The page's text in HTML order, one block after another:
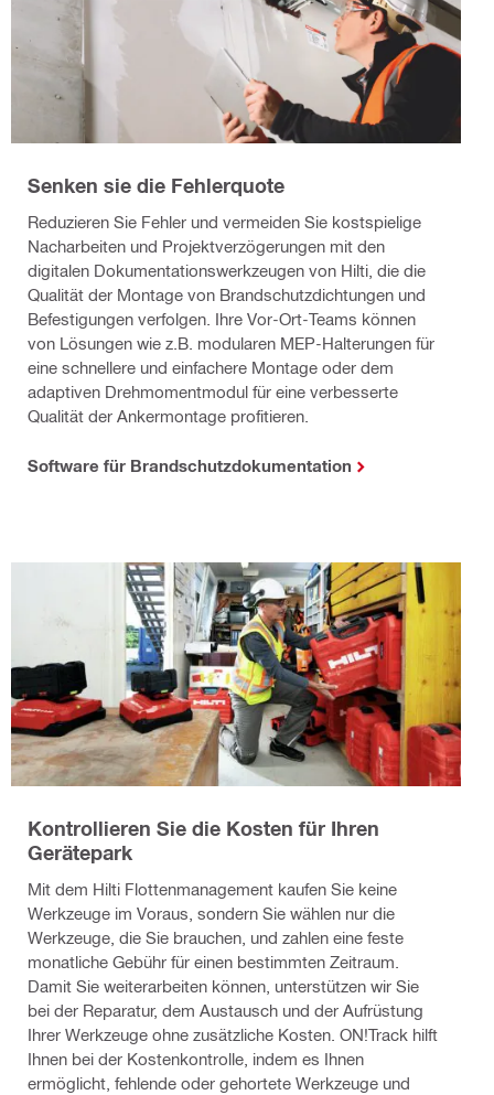
Senken sie die Fehlerquote
Reduzieren Sie Fehler und vermeiden Sie kostspielige
Nacharbeiten und Projektverzögerungen mit den
digitalen Dokumentationswerkzeugen von Hilti, die die
Qualität der Montage von Brandschutzdichtungen und
Befestigungen verfolgen. Ihre Vor-Ort-Teams können
von Lösungen wie z.B. modularen MEP-Halterungen für
eine schnellere und einfachere Montage oder dem
adaptiven Drehmomentmodul für eine verbesserte
Qualität der Ankermontage profitieren.
Software für Brandschutzdokumentation
Kontrollieren Sie die Kosten für Ihren
Gerätepark
Mit dem Hilti Flottenmanagement kaufen Sie keine
Werkzeuge im Voraus, sondern Sie wählen nur die
Werkzeuge, die Sie brauchen, und zahlen eine feste
monatliche Gebühr für einen bestimmten Zeitraum.
Damit Sie weiterarbeiten können, unterstützen wir Sie
bei der Reparatur, dem Austausch und der Aufrüstung
Ihrer Werkzeuge ohne zusätzliche Kosten. ON!Track hilft
Ihnen bei der Kostenkontrolle, indem es Ihnen
ermöglicht, fehlende oder gehortete Werkzeuge und